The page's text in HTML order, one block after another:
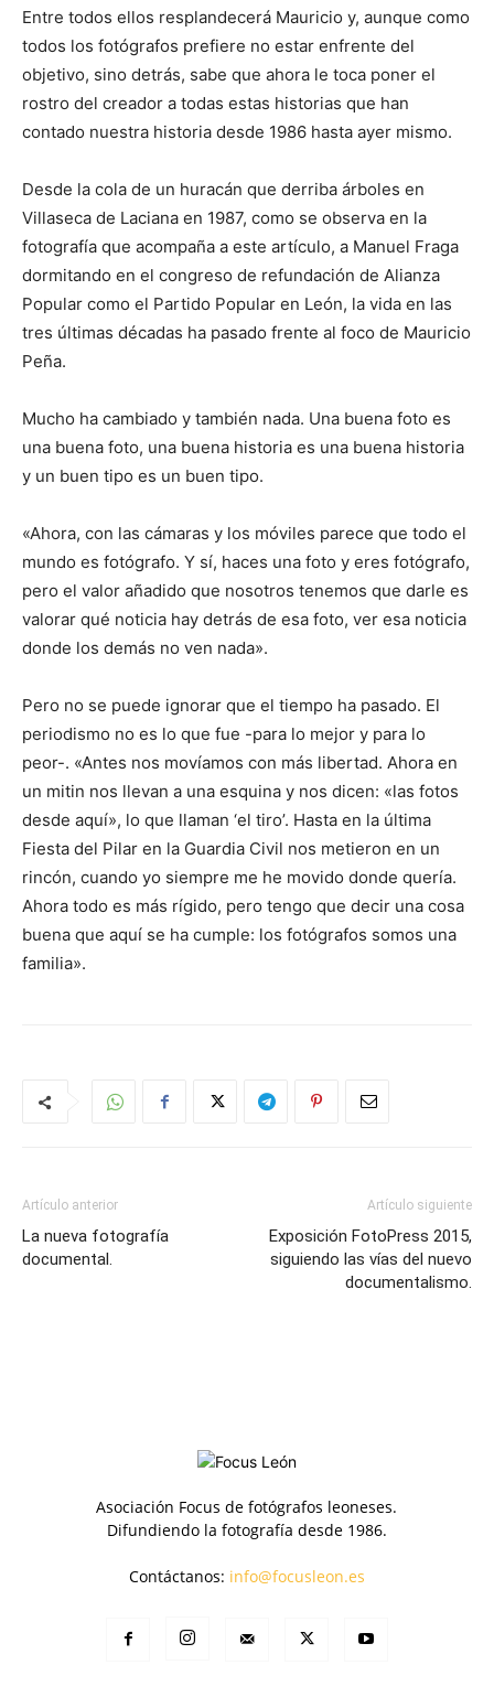
Entre todos ellos resplandecerá Mauricio y, aunque como
todos los fotógrafos prefiere no estar enfrente del
objetivo, sino detrás, sabe que ahora le toca poner el
rostro del creador a todas estas historias que han
contado nuestra historia desde 1986 hasta ayer mismo.
Desde la cola de un huracán que derriba árboles en
Villaseca de Laciana en 1987, como se observa en la
fotografía que acompaña a este artículo, a Manuel Fraga
dormitando en el congreso de refundación de Alianza
Popular como el Partido Popular en León, la vida en las
tres últimas décadas ha pasado frente al foco de Mauricio
Peña.
Mucho ha cambiado y también nada. Una buena foto es
una buena foto, una buena historia es una buena historia
y un buen tipo es un buen tipo.
«Ahora, con las cámaras y los móviles parece que todo el
mundo es fotógrafo. Y sí, haces una foto y eres fotógrafo,
pero el valor añadido que nosotros tenemos que darle es
valorar qué noticia hay detrás de esa foto, ver esa noticia
donde los demás no ven nada».
Pero no se puede ignorar que el tiempo ha pasado. El
periodismo no es lo que fue -para lo mejor y para lo
peor-. «Antes nos movíamos con más libertad. Ahora en
un mitin nos llevan a una esquina y nos dicen: «las fotos
desde aquí», lo que llaman ‘el tiro’. Hasta en la última
Fiesta del Pilar en la Guardia Civil nos metieron en un
rincón, cuando yo siempre me he movido donde quería.
Ahora todo es más rígido, pero tengo que decir una cosa
buena que aquí se ha cumple: los fotógrafos somos una
familia».
Artículo anterior
La nueva fotografía
documental.
Artículo siguiente
Exposición FotoPress 2015,
siguiendo las vías del nuevo
documentalismo.
Asociación Focus de fotógrafos leoneses.
Difundiendo la fotografía desde 1986.
Contáctanos: info@focusleon.es